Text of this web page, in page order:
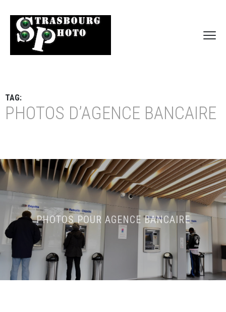
TAG:
PHOTOS D’AGENCE BANCAIRE
PHOTOS POUR AGENCE BANCAIRE